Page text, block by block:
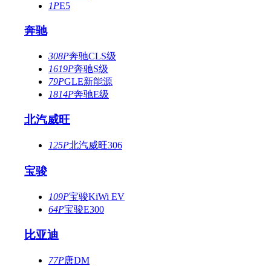
1PE5
奔驰
308P奔驰CLS级
1619P奔驰S级
79PGLE新能源
1814P奔驰E级
北汽威旺
125P北汽威旺306
宝骏
109P宝骏KiWi EV
64P宝骏E300
比亚迪
77P唐DM